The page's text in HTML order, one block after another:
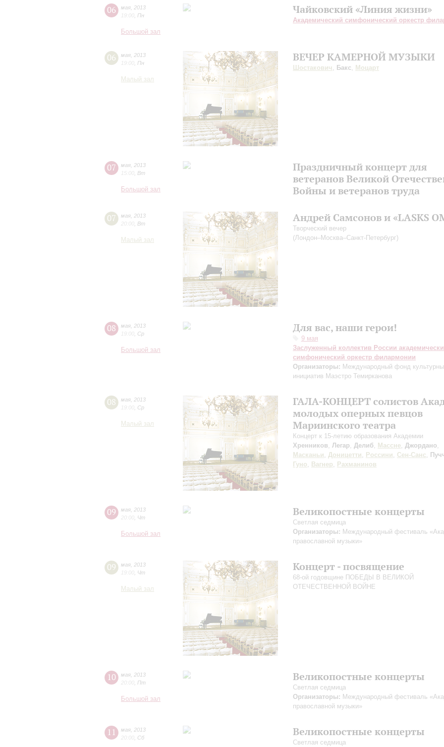
06 мая 2013
19:00 Пн
Большой зал
Чайковский «Линия жизни»
Академический симфонический оркестр
06 мая 2013
19:00 Пн
Малый зал
ВЕЧЕР КАМЕРНОЙ МУЗЫКИ
Шостакович , Бакс, Моцарт
07 мая 2013
15:00 Вт
Большой зал
Праздничный концерт для
ветеранов Великой
Войны и ветеранов труда
07 мая 2013
20:00 Вт
Малый зал
Андрей Самсонов и «LASKS
Творческий вечер
(Лондон–Москва–Санкт-Петербург)
08 мая 2013
19:00 Ср
Большой зал
Для вас, наши герои!
9 мая
Заслуженный коллектив России
симфонический оркестр филармонии
Организаторы: Международный фонд
инициатив Маэстро Темирканова
08 мая 2013
19:00 Ср
Малый зал
ГАЛА-КОНЦЕРТ солистов
молодых оперных певцов
Мариинского театра
Концерт к 15-летию образования Академии
Хренников, Легар, Делиб, Массне, Джордано,
Масканьи, Доницетти, Россини, Сен-Санс,
Гуно, Вагнер, Рахманинов
09 мая 2013
20:00 Чт
Большой зал
Великопостные концерты
Светлая седмица
Организаторы: Международный фестиваль
православной музыки»
09 мая 2013
19:00 Чт
Малый зал
Концерт - посвящение
68-ой годовщине ПОБЕДЫ В ВЕЛИКОЙ
ОТЕЧЕСТВЕННОЙ ВОЙНЕ
10 мая 2013
20:00 Пт
Большой зал
Великопостные концерты
Светлая седмица
Организаторы: Международный фестиваль
православной музыки»
11 мая 2013
20:00 Сб Великопостные концерты
Светлая седмица